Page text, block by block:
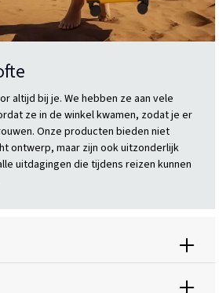
altijd bij je. We hebben ze aan vele
ze in de winkel kwamen, zodat je er
Onze producten bieden niet
ontwerp, maar zijn ook uitzonderlijk
uitdagingen die tijdens reizen kunnen